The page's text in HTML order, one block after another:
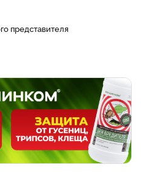
представителя